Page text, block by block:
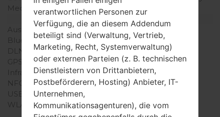
Mechanische Tastatur
Ja
Interfaces
Ausgabe für Audio
-
Bluetooth
Version 2.1 A2DP, EDR
DLNA
Nein
GPS
-
Infrarotanschluss
Nein
NFC
Nein
USB
WLAN
-
verantwortlichen Personen zur
Verfügung, die an diesem Addendum
beteiligt sind (Verwaltung, Vertrieb,
Marketing, Recht, Systemverwaltung)
oder externen Parteien (z. B. technischen
Dienstleistern von Drittanbietern,
Postbeförderern, Hosting) Anbieter, IT-
Unternehmen,
Kommunikationsagenturen), die vom